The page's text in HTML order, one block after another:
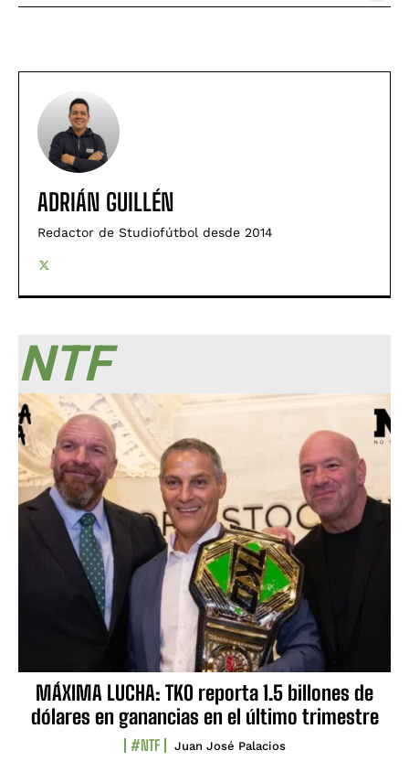
ADRIÁN GUILLÉN
Redactor de Studiofútbol desde 2014
NTF
MÁXIMA LUCHA: TKO reporta 1.5 billones de
dólares en ganancias en el último trimestre
#NTF Juan José Palacios